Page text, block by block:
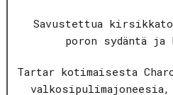
Savustettua
poron sydäntä ja
Tartar kotimaisesta
valkosipulimajoneesia,